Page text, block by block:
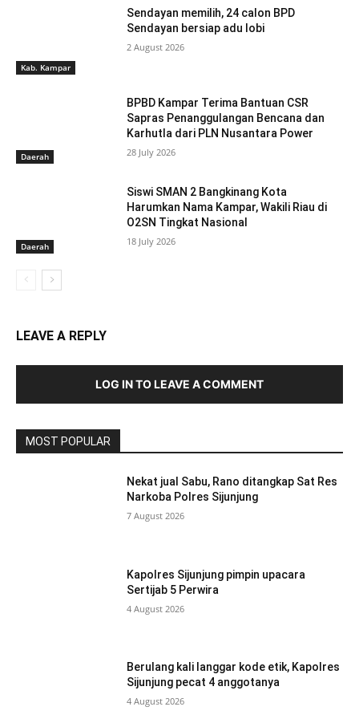
Kab. Kampar
Sendayan memilih, 24 calon BPD
Sendayan bersiap adu lobi
2 August 2026
Daerah
BPBD Kampar Terima Bantuan CSR
Sapras Penanggulangan Bencana dan
Karhutla dari PLN Nusantara Power
28 July 2026
Daerah
Siswi SMAN 2 Bangkinang Kota
Harumkan Nama Kampar, Wakili Riau di
O2SN Tingkat Nasional
18 July 2026
LEAVE A REPLY
LOG IN TO LEAVE A COMMENT
MOST POPULAR
Nekat jual Sabu, Rano ditangkap Sat Res
Narkoba Polres Sijunjung
7 August 2026
Kapolres Sijunjung pimpin upacara
Sertijab 5 Perwira
4 August 2026
Berulang kali langgar kode etik, Kapolres
Sijunjung pecat 4 anggotanya
4 August 2026